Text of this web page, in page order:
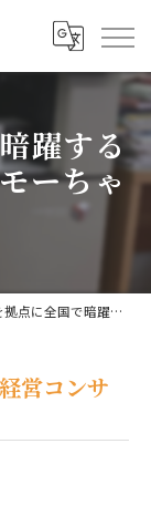
躍する
ーちゃ
躍する経営コンサルタントのモーちゃんこ...
営コンサ